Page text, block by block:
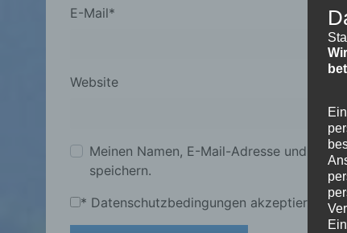
E-Mail*
Website
Meinen Namen, E-Mail-Adresse und
speichern.
* Datenschutzbedingungen akzeptieren